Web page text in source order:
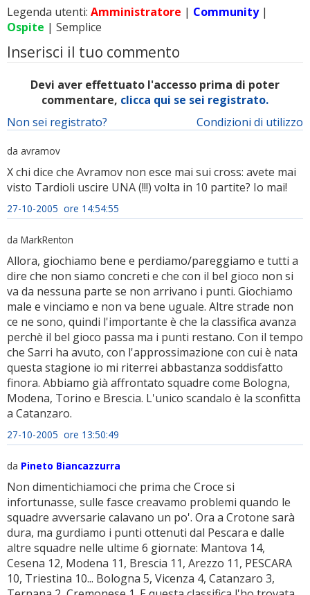
Legenda utenti: Amministratore | Community|
Ospite | Semplice
Inserisci il tuo commento
Devi aver effettuato l'accesso prima di poter
commentare, clicca qui se sei registrato.
Condizioni di utilizzo
Non sei registrato?
da avramov
X chi dice che Avramov non esce mai sui cross: avete mai
visto Tardioli uscire UNA (!!!) volta in 10 partite? Io mai!
27-10-2005 ore 14:54:55
da MarkRenton
Allora, giochiamo bene e perdiamo/pareggiamo e tutti a
dire che non siamo concreti e che con il bel gioco non si
va da nessuna parte se non arrivano i punti. Giochiamo
male e vinciamo e non va bene uguale. Altre strade non
ce ne sono, quindi l'importante è che la classifica avanza
perchè il bel gioco passa ma i punti restano. Con il tempo
che Sarri ha avuto, con l'approssimazione con cui è nata
questa stagione io mi riterrei abbastanza soddisfatto
finora. Abbiamo già affrontato squadre come Bologna,
Modena, Torino e Brescia. L'unico scandalo è la sconfitta
a Catanzaro.
27-10-2005 ore 13:50:49
da Pineto Biancazzurra
Non dimentichiamoci che prima che Croce si
infortunasse, sulle fasce creavamo problemi quando le
squadre avversarie calavano un po'. Ora a Crotone sarà
dura, ma gurdiamo i punti ottenuti dal Pescara e dalle
altre squadre nelle ultime 6 giornate: Mantova 14,
Cesena 12, Modena 11, Brescia 11, Arezzo 11, PESCARA
10, Triestina 10... Bologna 5, Vicenza 4, Catanzaro 3,